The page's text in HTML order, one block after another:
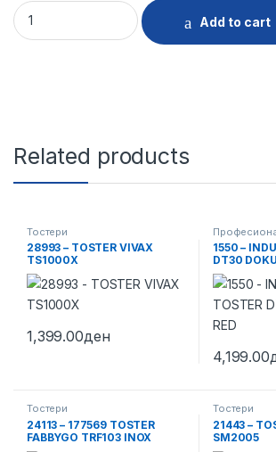
29777 - TOSTER VOX SM123R quantity
Add to cart
Related products
Тостери
28993 – TOSTER VIVAX
TS1000X
1,399.00ден
Тостери
1550 –
DT30
4,199.00
Тостери
24113 – 177569 TOSTER
FABBYGO TRF103 INOX
Тостери
21443 –
SM2005